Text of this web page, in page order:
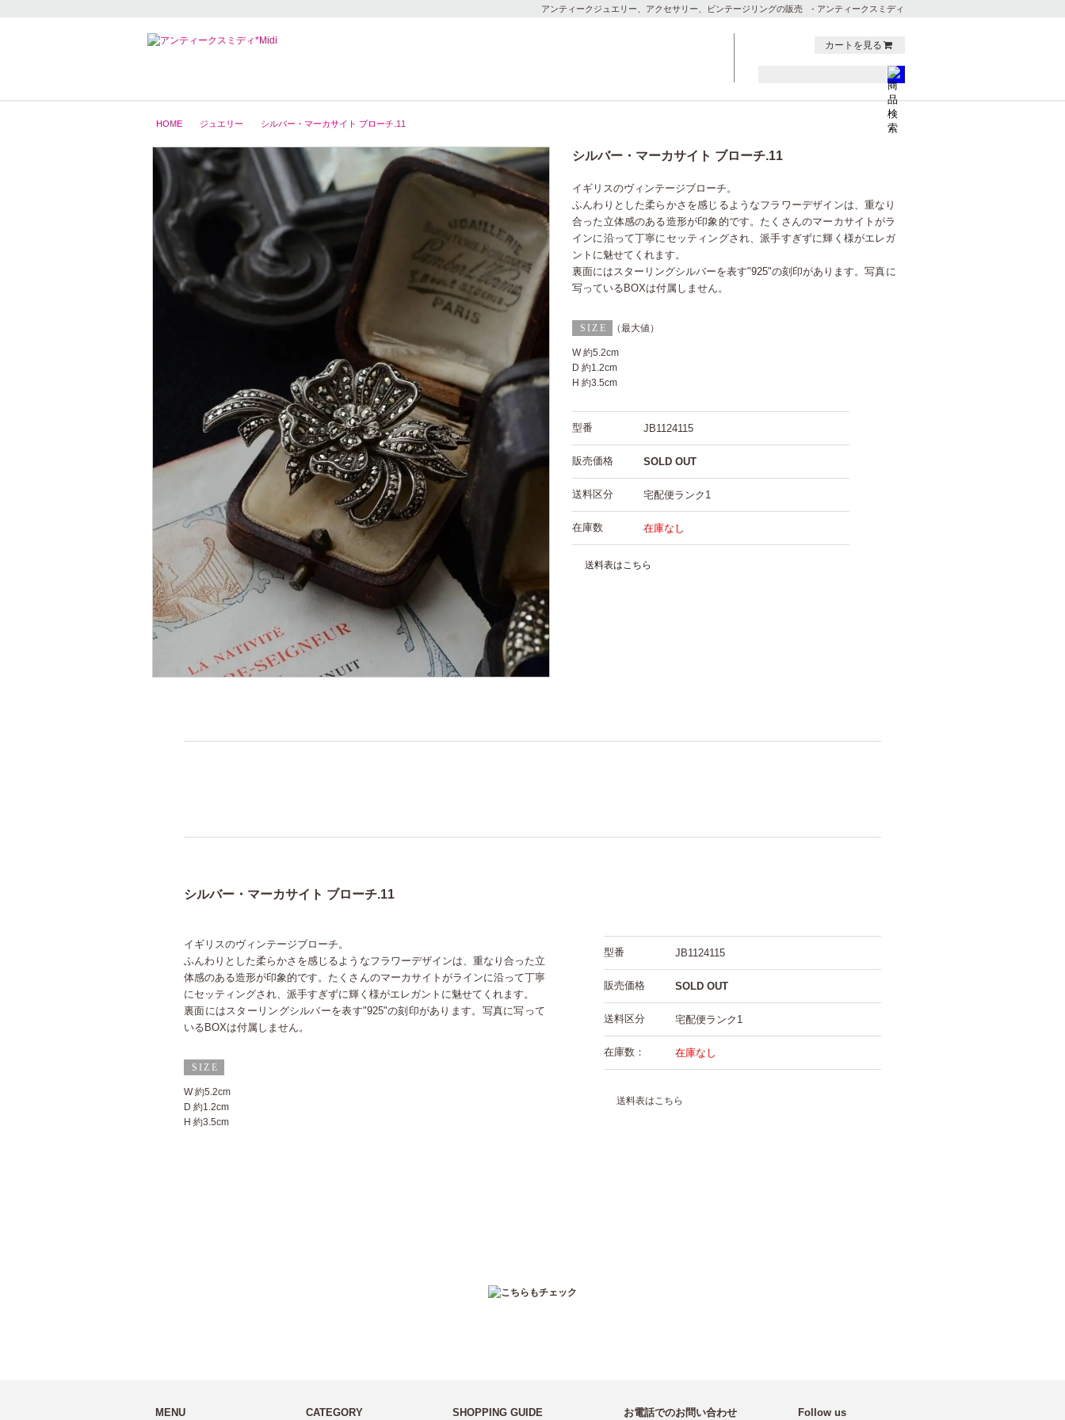
アンティークジュエリー、アクセサリー、ビンテージリングの販売 - アンティークスミディ
カートを見る
HOME ジュエリー シルバー・マーカサイト ブローチ.11
シルバー・マーカサイト ブローチ.11
イギリスのヴィンテージブローチ。
ふんわりとした柔らかさを感じるようなフラワーデザインは、重なり
合った立体感のある造形が印象的です。たくさんのマーカサイトがラ
インに沿って丁寧にセッティングされ、派手すぎずに輝く様がエレガ
ントに魅せてくれます。
裏面にはスターリングシルバーを表す"925"の刻印があります。写真に
写っているBOXは付属しません。
W 約5.2cm
D 約1.2cm
H 約3.5cm
（最大値）
型番 JB1124115
販売価格 SOLD OUT
送料区分 宅配便ランク1
在庫数 在庫なし
送料表はこちら
シルバー・マーカサイト ブローチ.11
イギリスのヴィンテージブローチ。
ふんわりとした柔らかさを感じるようなフラワーデザインは、重なり合った立
体感のある造形が印象的です。たくさんのマーカサイトがラインに沿って丁寧
にセッティングされ、派手すぎずに輝く様がエレガントに魅せてくれます。
裏面にはスターリングシルバーを表す"925"の刻印があります。写真に写って
いるBOXは付属しません。
W 約5.2cm
D 約1.2cm
H 約3.5cm
型番 JB1124115
販売価格 SOLD OUT
送料区分 宅配便ランク1
在庫数： 在庫なし
送料表はこちら
MENU CATEGORY SHOPPING GUIDE お電話でのお問い合わせ Follow us